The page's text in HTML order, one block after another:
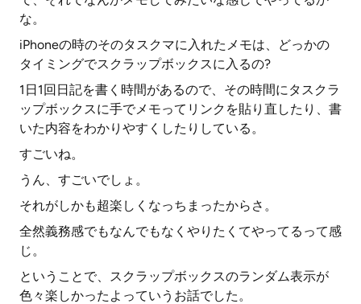
な。
iPhoneの時のそのタスクマに入れたメモは、どっかの
タイミングでスクラップボックスに入るの?
1日1回日記を書く時間があるので、その時間にタスクラ
ップボックスに手でメモってリンクを貼り直したり、書
いた内容をわかりやすくしたりしている。
すごいね。
うん、すごいでしょ。
それがしかも超楽しくなっちまったからさ。
全然義務感でもなんでもなくやりたくてやってるって感
じ。
ということで、スクラップボックスのランダム表示が
色々楽しかったよっていうお話でした。